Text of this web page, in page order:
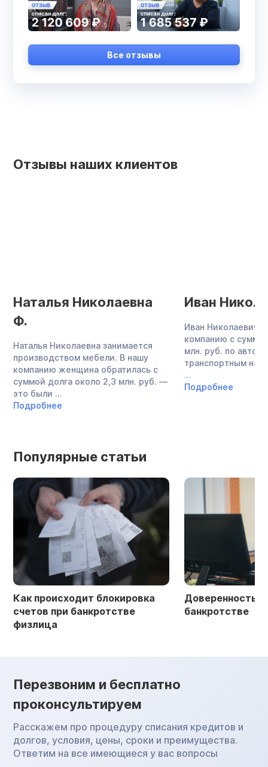
Все отзывы
Отзывы наших клиентов
Наталья Николаевна
Ф.
Наталья Николаевна занимается
производством мебели. В нашу
компанию женщина обратилась с
суммой долга около 2,3 млн. руб. —
это были ...
Подробнее
Иван
Иван Николаевич
компанию с
млн. руб. по
транспортным
...
Подробнее
Популярные статьи
Как происходит блокировка
счетов при банкротстве
физлица
Доверенность
банкротстве
Перезвоним и бесплатно
проконсультируем
Расскажем про процедуру списания кредитов и
долгов, условия, цены, сроки и преимущества.
Ответим на все имеющиеся у вас вопросы